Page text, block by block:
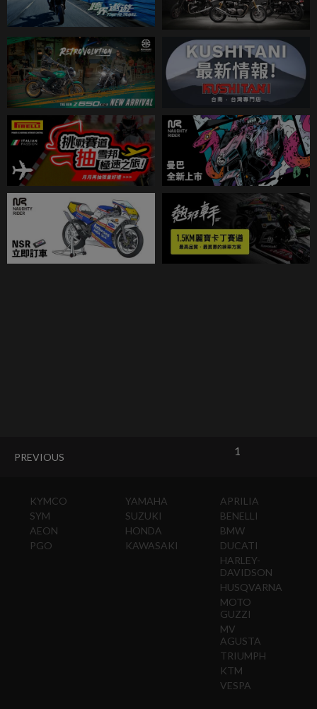
PREVIOUS 1
KYMCO
SYM
AEON
PGO
YAMAHA
SUZUKI
HONDA
KAWASAKI
APRILIA
BENELLI
BMW
DUCATI
HARLEY-
DAVIDSON
HUSQVARNA
MOTO
GUZZI
MV
AGUSTA
TRIUMPH
KTM
VESPA